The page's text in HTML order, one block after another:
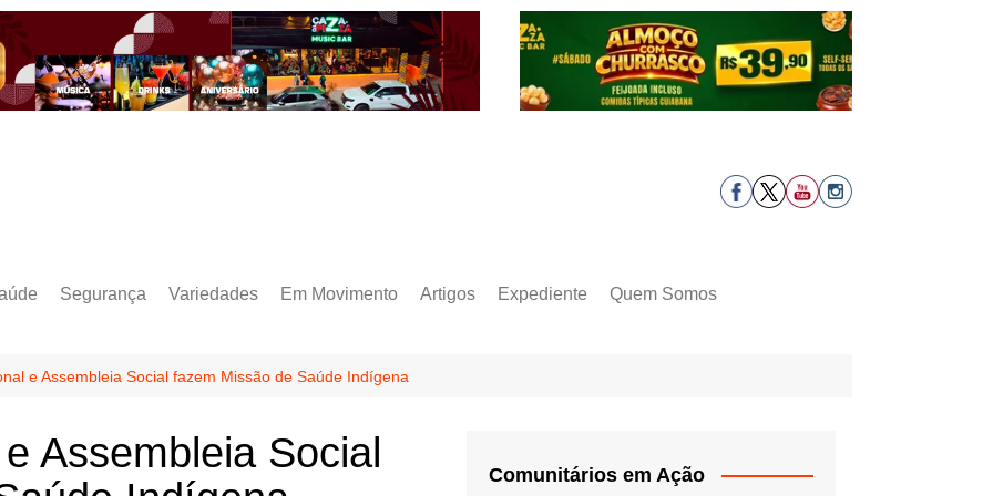
Segurança Variedades Em Movimento Artigos Expediente Quem Somos
e Assembleia Social fazem Missão de Saúde Indígena
Assembleia Social
Comunitários em Ação